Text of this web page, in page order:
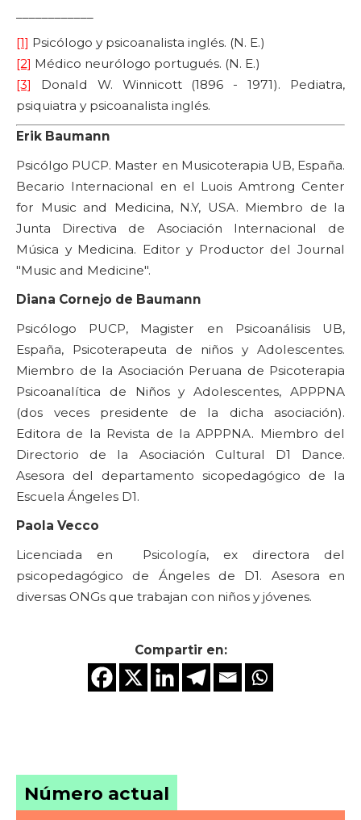
[1] Psicólogo y psicoanalista inglés. (N. E.)
[2] Médico neurólogo portugués. (N. E.)
[3]
Donald W. Winnicott (1896 - 1971). Pediatra,
psiquiatra y psicoanalista inglés.
Erik Baumann
Psicólgo PUCP. Master en Musicoterapia UB, España.
Becario Internacional en el Luois Amtrong Center
for Music and Medicina, N.Y, USA. Miembro de la
Junta Directiva de Asociación Internacional de
Música y Medicina. Editor y Productor del Journal
"Music and Medicine".
Diana Cornejo de Baumann
Psicólogo PUCP, Magister en Psicoanálisis UB,
España, Psicoterapeuta de niños y Adolescentes.
Miembro de la Asociación Peruana de Psicoterapia
Psicoanalítica de Niños y Adolescentes, APPPNA
(dos veces presidente de la dicha asociación).
Editora de la Revista de la APPPNA. Miembro del
Directorio de la Asociación Cultural D1 Dance.
Asesora del departamento sicopedagógico de la
Escuela Ángeles D1.
Paola Vecco
Licenciada en Psicología, ex directora del
psicopedagógico de Ángeles de D1. Asesora en
diversas ONGs que trabajan con niños y jóvenes.
Compartir en:
Número actual